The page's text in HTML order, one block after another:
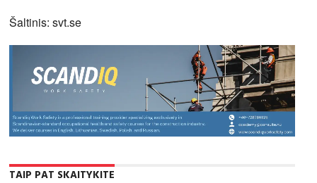
Šaltinis: svt.se
TAIP PAT SKAITYKITE